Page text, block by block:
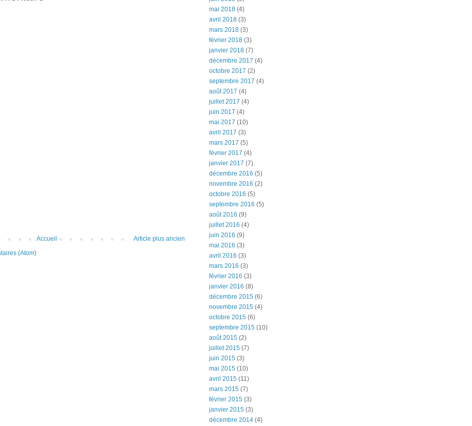
Article plus ancien
Accueil
(Atom)
mai 2018 (4)
avril 2018 (3)
mars 2018 (3)
février 2018 (3)
janvier 2018 (7)
décembre 2017 (4)
octobre 2017 (2)
septembre 2017 (4)
août 2017 (4)
juillet 2017 (4)
juin 2017 (4)
mai 2017 (10)
avril 2017 (3)
mars 2017 (5)
février 2017 (4)
janvier 2017 (7)
décembre 2016 (5)
novembre 2016 (2)
octobre 2016 (5)
septembre 2016 (5)
août 2016 (9)
juillet 2016 (4)
juin 2016 (9)
mai 2016 (3)
avril 2016 (3)
mars 2016 (3)
février 2016 (3)
janvier 2016 (8)
décembre 2015 (6)
novembre 2015 (4)
octobre 2015 (6)
septembre 2015 (10)
août 2015 (2)
juillet 2015 (7)
juin 2015 (3)
mai 2015 (10)
avril 2015 (11)
mars 2015 (7)
février 2015 (3)
janvier 2015 (3)
décembre 2014 (4)